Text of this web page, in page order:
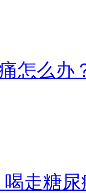
怎么办
走糖尿